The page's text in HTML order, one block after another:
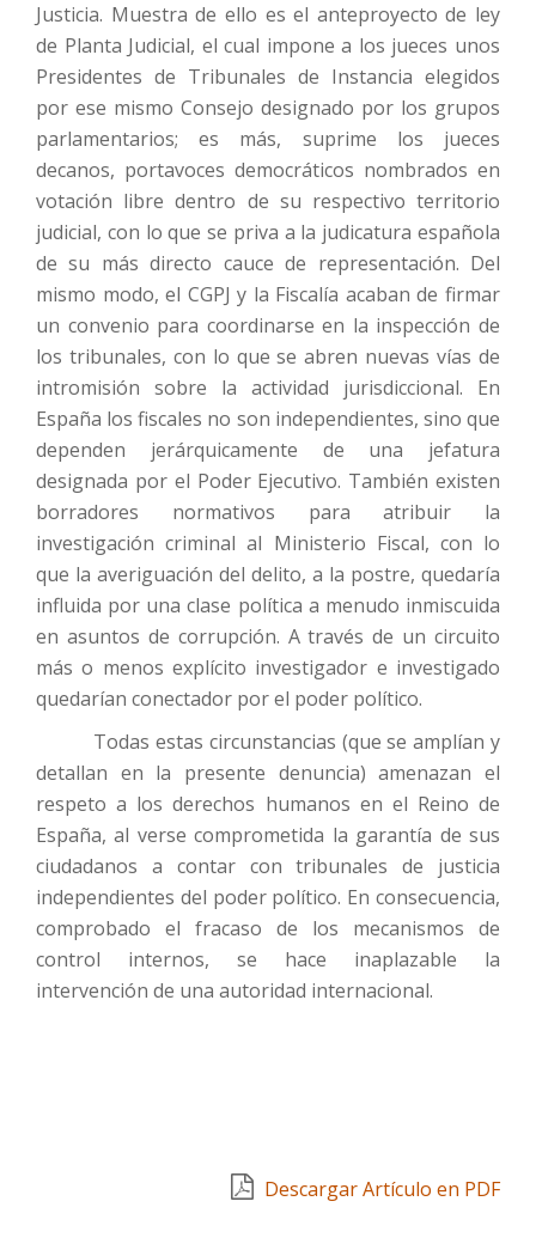
Justicia. Muestra de ello es el anteproyecto de ley
de Planta Judicial, el cual impone a los jueces unos
Presidentes de Tribunales de Instancia elegidos
por ese mismo Consejo designado por los grupos
parlamentarios; es más, suprime los jueces
decanos, portavoces democráticos nombrados en
votación libre dentro de su respectivo territorio
judicial, con lo que se priva a la judicatura española
de su más directo cauce de representación. Del
mismo modo, el CGPJ y la Fiscalía acaban de firmar
un convenio para coordinarse en la inspección de
los tribunales, con lo que se abren nuevas vías de
intromisión sobre la actividad jurisdiccional. En
España los fiscales no son independientes, sino que
dependen jerárquicamente de una jefatura
designada por el Poder Ejecutivo. También existen
borradores normativos para atribuir la
investigación criminal al Ministerio Fiscal, con lo
que la averiguación del delito, a la postre, quedaría
influida por una clase política a menudo inmiscuida
en asuntos de corrupción. A través de un circuito
más o menos explícito investigador e investigado
quedarían conectador por el poder político.
Todas estas circunstancias (que se amplían y
detallan en la presente denuncia) amenazan el
respeto a los derechos humanos en el Reino de
España, al verse comprometida la garantía de sus
ciudadanos a contar con tribunales de justicia
independientes del poder político. En consecuencia,
comprobado el fracaso de los mecanismos de
control internos, se hace inaplazable la
intervención de una autoridad internacional.
Descargar Artículo en PDF